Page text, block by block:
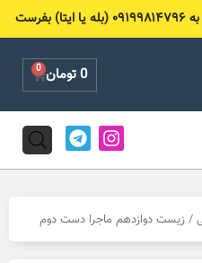
0تومان 0
Cart
I
n
s
g
r
T
e
l
r
a
/ زیست دوازدهم ماجرا دست دوم